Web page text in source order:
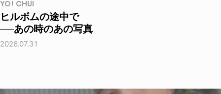
YO! CHUI
ヒルボムの途中で
──あの時のあの写真
2026.07.31